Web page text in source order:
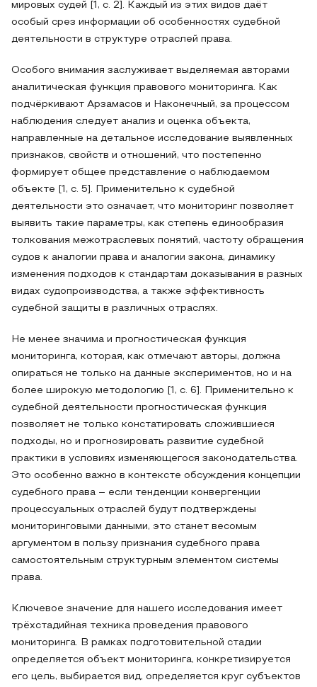
мировых судей [1, с. 2]. Каждый из этих видов даёт
особый срез информации об особенностях судебной
деятельности в структуре отраслей права.
Особого внимания заслуживает выделяемая авторами
аналитическая функция правового мониторинга. Как
подчёркивают Арзамасов и Наконечный, за процессом
наблюдения следует анализ и оценка объекта,
направленные на детальное исследование выявленных
признаков, свойств и отношений, что постепенно
формирует общее представление о наблюдаемом
объекте [1, с. 5]. Применительно к судебной
деятельности это означает, что мониторинг позволяет
выявить такие параметры, как степень единообразия
толкования межотраслевых понятий, частоту обращения
судов к аналогии права и аналогии закона, динамику
изменения подходов к стандартам доказывания в разных
видах судопроизводства, а также эффективность
судебной защиты в различных отраслях.
Не менее значима и прогностическая функция
мониторинга, которая, как отмечают авторы, должна
опираться не только на данные экспериментов, но и на
более широкую методологию [1, с. 6]. Применительно к
судебной деятельности прогностическая функция
позволяет не только констатировать сложившиеся
подходы, но и прогнозировать развитие судебной
практики в условиях изменяющегося законодательства.
Это особенно важно в контексте обсуждения концепции
судебного права – если тенденции конвергенции
процессуальных отраслей будут подтверждены
мониторинговыми данными, это станет весомым
аргументом в пользу признания судебного права
самостоятельным структурным элементом системы
права.
Ключевое значение для нашего исследования имеет
трёхстадийная техника проведения правового
мониторинга. В рамках подготовительной стадии
определяется объект мониторинга, конкретизируется
его цель, выбирается вид, определяется круг субъектов